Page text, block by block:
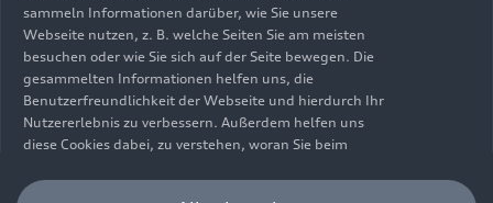
Die Angaben zu Kraftstoffverbrauch, Stromverbrauch, CO₂-
Emissionen und elektrischer Reichweite wurden nach dem
gesetzlich vorgeschriebenen Messverfahren „Worldwide
Harmonized Light Vehicles Test Procedure“ (WLTP) gemäß
Verordnung (EG) 715/2007 ermittelt. Zusatzausstattungen und
Zubehör (Anbauteile, Reifenformat usw.) können relevante
Aerodynamik verändern und neben Witterungs- und
sammeln Informationen darüber, wie Sie unsere
Webseite nutzen, z. B. welche Seiten Sie am meisten
besuchen oder wie Sie sich auf der Seite bewegen. Die
gesammelten Informationen helfen uns, die
Benutzerfreundlichkeit der Webseite und hierdurch Ihr
Nutzererlebnis zu verbessern. Außerdem helfen uns
diese Cookies dabei, zu verstehen, woran Sie beim
unser Angebot optimieren können. Bitte beachten Sie,